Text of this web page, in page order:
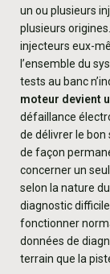
un ou plusieurs
plusieurs
injecteurs eux-
l’ensemble du
tests au banc
moteur devient
défaillance
de délivrer le
de façon
concerner un
selon la nature
diagnostic
fonctionner
données de
terrain que la